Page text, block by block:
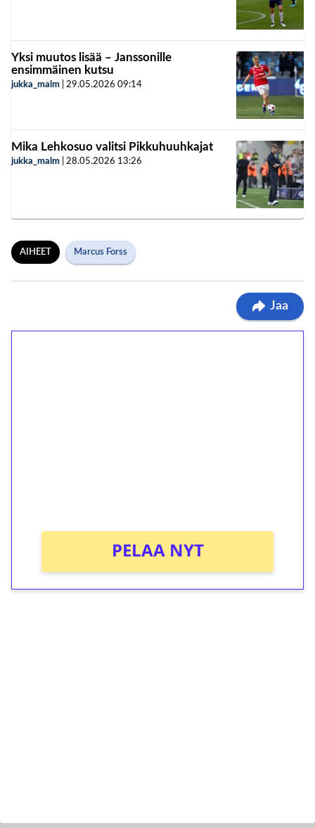
Yksi muutos lisää – Janssonille
ensimmäinen kutsu
jukka_malm 29.05.2026 09:14
Mika Lehkosuo valitsi Pikkuhuuhkajat
jukka_malm 28.05.2026 13:26
AIHEET Marcus Forss
Jaa
PELAA NYT